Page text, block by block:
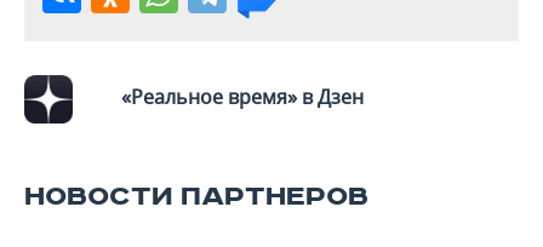
«Реальное время» в Дзен
НОВОСТИ ПАРТНЕРОВ